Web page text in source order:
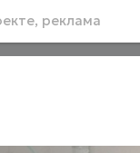
реклама